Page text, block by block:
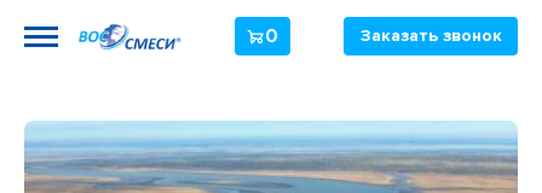
0 Заказать звонок